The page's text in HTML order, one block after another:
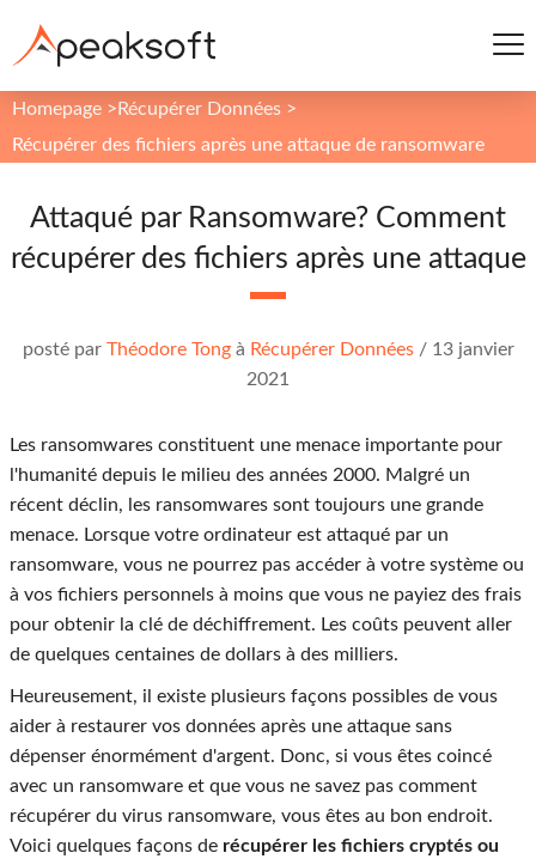
Homepage > Récupérer Données >
Récupérer des fichiers après une attaque de ransomware
Attaqué par Ransomware? Comment
récupérer des fichiers après une attaque
posté par Théodore Tongà Récupérer Données/ 13 janvier
2021
Les ransomwares constituent une menace importante pour
l'humanité depuis le milieu des années 2000. Malgré un
récent déclin, les ransomwares sont toujours une grande
menace. Lorsque votre ordinateur est attaqué par un
ransomware, vous ne pourrez pas accéder à votre système ou
à vos fichiers personnels à moins que vous ne payiez des frais
pour obtenir la clé de déchiffrement. Les coûts peuvent aller
de quelques centaines de dollars à des milliers.
Heureusement, il existe plusieurs façons possibles de vous
aider à restaurer vos données après une attaque sans
dépenser énormément d'argent. Donc, si vous êtes coincé
avec un ransomware et que vous ne savez pas comment
récupérer du virus ransomware, vous êtes au bon endroit.
Voici quelques façons de récupérer les fichiers cryptés ou